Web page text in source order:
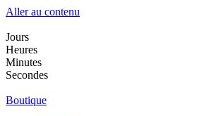
Aller au contenu
Jours
Heures
Minutes
Secondes
Boutique